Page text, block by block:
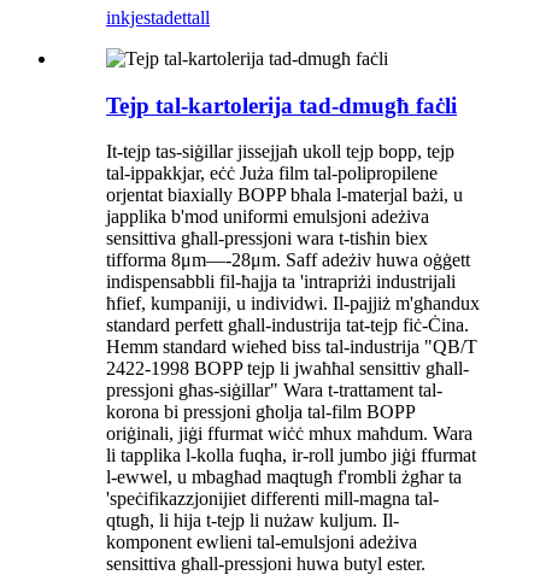
inkjestadettall
Tejp tal-kartolerija tad-dmugħ faċli
It-tejp tas-siġillar jissejjaħ ukoll tejp bopp, tejp
tal-ippakkjar, eċċ Juża film tal-polipropilene
orjentat biaxially BOPP bħala l-materjal bażi, u
japplika b'mod uniformi emulsjoni adeżiva
sensittiva għall-pressjoni wara t-tisħin biex
tifforma 8μm—-28μm. Saff adeżiv huwa oġġett
indispensabbli fil-ħajja ta 'intrapriżi industrijali
ħfief, kumpaniji, u individwi. Il-pajjiż m'għandux
standard perfett għall-industrija tat-tejp fiċ-Ċina.
Hemm standard wieħed biss tal-industrija "QB/T
2422-1998 BOPP tejp li jwaħħal sensittiv għall-
pressjoni għas-siġillar" Wara t-trattament tal-
korona bi pressjoni għolja tal-film BOPP
oriġinali, jiġi ffurmat wiċċ mhux maħdum. Wara
li tapplika l-kolla fuqha, ir-roll jumbo jiġi ffurmat
l-ewwel, u mbagħad maqtugħ f'rombli żgħar ta
'speċifikazzjonijiet differenti mill-magna tal-
qtugħ, li hija t-tejp li nużaw kuljum. Il-
komponent ewlieni tal-emulsjoni adeżiva
sensittiva għall-pressjoni huwa butyl ester.